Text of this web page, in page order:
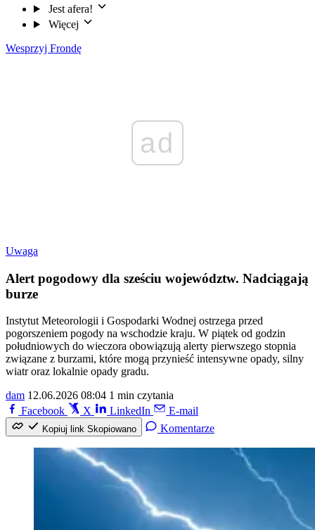
Jest afera!
Więcej
Wesprzyj Frondę
ad
Uwaga
Alert pogodowy dla sześciu województw. Nadciągają
burze
Instytut Meteorologii i Gospodarki Wodnej ostrzega przed
pogorszeniem pogody na wschodzie kraju. W piątek od godzin
południowych do wieczora obowiązują alerty pierwszego stopnia
związane z burzami, które mogą przynieść intensywne opady, silny
wiatr oraz lokalnie opady gradu.
dam 12.06.2026 08:04 1 min czytania
Facebook
X LinkedIn E-mail
Kopiuj link Skopiowano Komentarze